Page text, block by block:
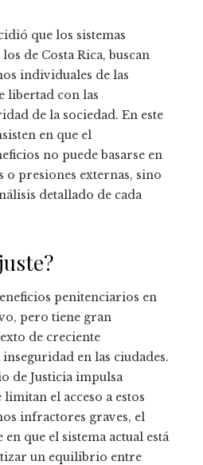
que los sistemas
de Costa Rica, buscan
individuales de las
libertad con las
de la sociedad. En este
en que el
no puede basarse en
presiones externas, sino
detallado de cada
penitenciarios en
pero tiene gran
de creciente
en las ciudades.
de Justicia impulsa
el acceso a estos
infractores graves, el
que el sistema actual está
un equilibrio entre